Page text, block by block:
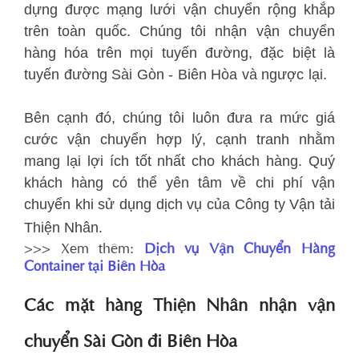
dựng được mạng lưới vận chuyển rộng khắp
trên toàn quốc. Chúng tôi nhận vận chuyển
hàng hóa trên mọi tuyến đường, đặc biệt là
tuyến đường Sài Gòn - Biên Hòa và ngược lại.
Bên cạnh đó, chúng tôi luôn đưa ra mức giá
cước vận chuyển hợp lý, cạnh tranh nhằm
mang lại lợi ích tốt nhất cho khách hàng. Quý
khách hàng có thể yên tâm về chi phí vận
chuyển khi sử dụng dịch vụ của Công ty Vận tải
Thiện Nhân.
>>> Xem thêm: Dịch vụ Vận Chuyển Hàng
Container tại Biên Hòa
Các mặt hàng Thiện Nhân nhận vận
chuyển Sài Gòn đi Biên Hòa